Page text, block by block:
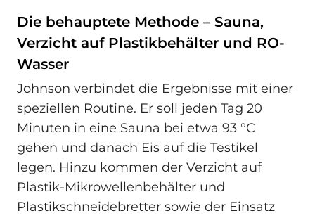
Die behauptete Methode – Sauna,
Verzicht auf Plastikbehälter und RO-
Wasser
Johnson verbindet die Ergebnisse mit einer
speziellen Routine. Er soll jeden Tag 20
Minuten in eine Sauna bei etwa 93 °C
gehen und danach Eis auf die Testikel
legen. Hinzu kommen der Verzicht auf
Plastik-Mikrowellenbehälter und
Plastikschneidebretter sowie der Einsatz